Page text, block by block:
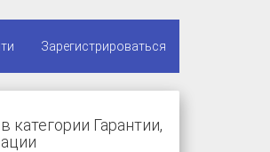
Зарегистрироваться
Гарантии,